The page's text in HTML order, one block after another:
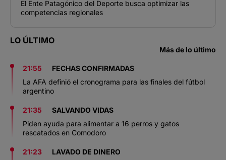
El Ente Patagónico del Deporte busca optimizar las
competencias regionales
LO ÚLTIMO
Más de lo último
21:55
FECHAS CONFIRMADAS
La AFA definió el cronograma para las finales del fútbol
argentino
21:35
SALVANDO VIDAS
Piden ayuda para alimentar a 16 perros y gatos
rescatados en Comodoro
21:23
LAVADO DE DINERO